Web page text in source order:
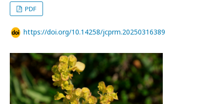
PDF
https://doi.org/10.14258/jcprm.20250316389